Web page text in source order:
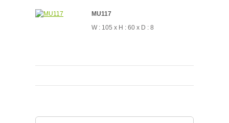
MU117
W : 105 x H : 60 x D : 8